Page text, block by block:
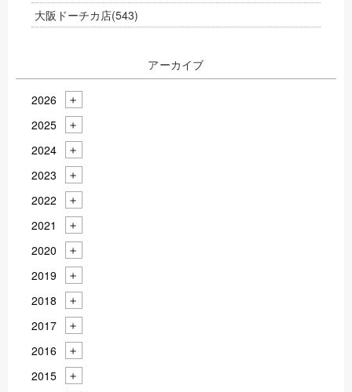
大阪ドーチカ店(543)
アーカイブ
2026
2025
2024
2023
2022
2021
2020
2019
2018
2017
2016
2015